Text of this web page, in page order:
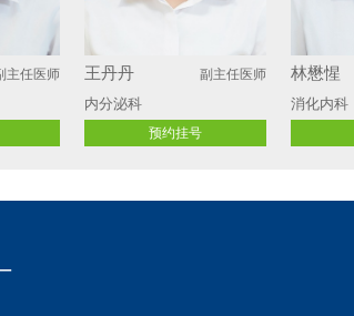
主任医师 王丹丹 副主任医师
内分泌科
预约挂号
林懋惺
消化内科